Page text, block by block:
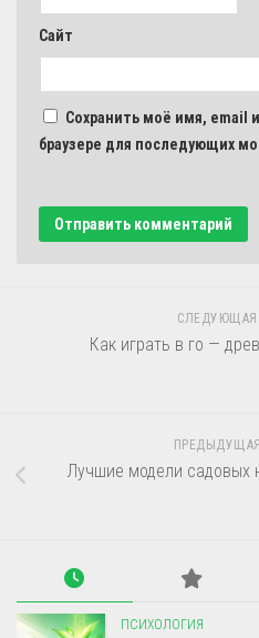
Сайт
Сохранить моё имя, email
браузере для последующих
СЛЕДУЮЩАЯ
Как играть в го —
Лучшие модели садовых
ПСИХОЛОГИЯ